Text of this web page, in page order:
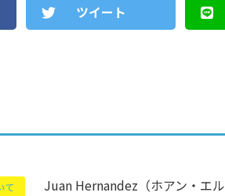
ツイート
て Juan Hernandez（ホアン・エル